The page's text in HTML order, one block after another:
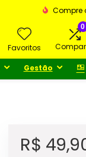
Compre
Favoritos
0
Gestão
R$